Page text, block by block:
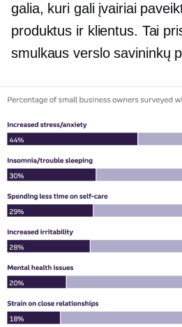
galia, kuri gali įvairiai
produktus ir klientus. Tai
smulkaus verslo savininkų